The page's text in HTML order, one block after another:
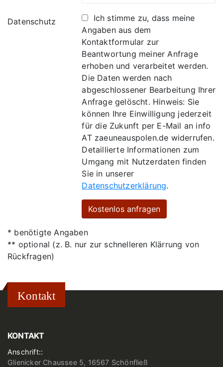
Datenschutz
Ich stimme zu, dass meine
Angaben aus dem
Kontaktformular zur
Beantwortung meiner Anfrage
erhoben und verarbeitet werden.
Die Daten werden nach
abgeschlossener Bearbeitung Ihrer
Anfrage gelöscht. Hinweis: Sie
können Ihre Einwilligung jederzeit
für die Zukunft per E-Mail an info
AT zaeuneauspolen.de widerrufen.
Detaillierte Informationen zum
Umgang mit Nutzerdaten finden
Sie in unserer
Datenschutzerklärung.
* benötigte Angaben
** optional (z. B. nur zur schnelleren Klärrung von
Rückfragen)
Kontakt
KONTAKT
Anschrift::
Glienicker Chaussee 5, 16567 Schönfließ